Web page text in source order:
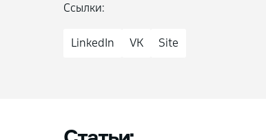
Ссылки:
LinkedIn VK Site